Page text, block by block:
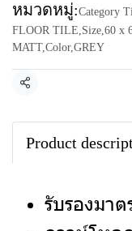
หมวดหมู่:Category
FLOOR TILE,Size,60 x
MATT,Color,GREY
แชร์
Product
รับรองมา